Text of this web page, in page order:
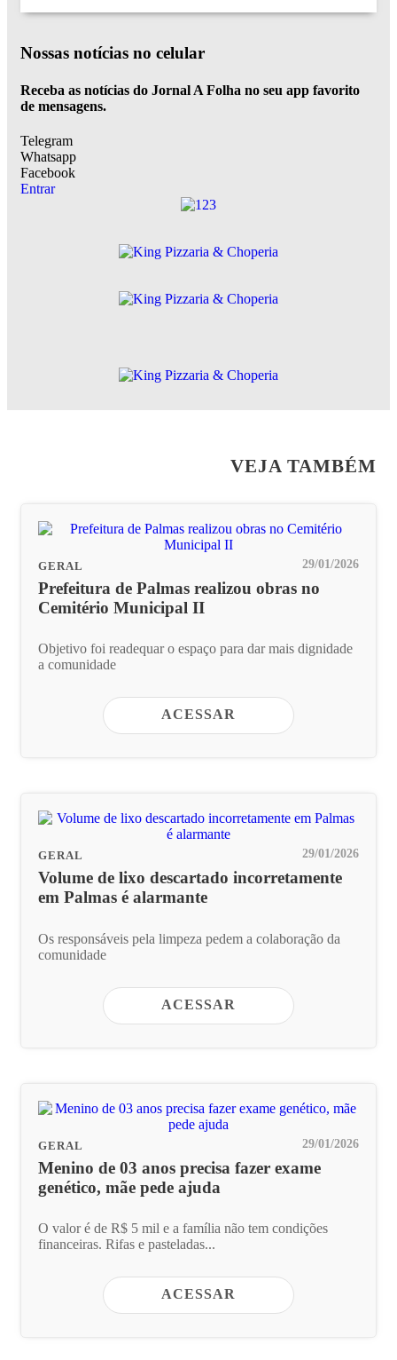
Nossas notícias no celular
Receba as notícias do Jornal A Folha no seu app favorito
de mensagens.
Telegram
Whatsapp
Facebook
Entrar
VEJA TAMBÉM
GERAL 29/01/2026
Prefeitura de Palmas realizou obras no
Cemitério Municipal II
Objetivo foi readequar o espaço para dar mais dignidade
a comunidade
ACESSAR
GERAL 29/01/2026
Volume de lixo descartado incorretamente
em Palmas é alarmante
Os responsáveis pela limpeza pedem a colaboração da
comunidade
ACESSAR
GERAL 29/01/2026
Menino de 03 anos precisa fazer exame
genético, mãe pede ajuda
O valor é de R$ 5 mil e a família não tem condições
financeiras. Rifas e pasteladas...
ACESSAR